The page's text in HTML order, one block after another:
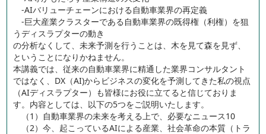
-AIバリューチェーンにおける自動車業界の再定義
-巨大産業クラスターである自動車業界の既得権（利権）を狙
うディスラプターの動き
の分析なくして、未来予測を行うことは、木を見て森を見ず、
ということになりかねません。
本講義では、従来の自動車業界に精通した業界コンサルタント
ではなく、DX（AI)からビジネスの変化を予測してきた私の視点
（AIディスラプター）も皆様にお役に立てると信じておりま
す。内容としては、以下の5つをご説明いたします。
（1）自動車業界の未来を考える上で、必要なニュース10
（2）今、起こっているAIによる産業、社会革命の本質（トラ